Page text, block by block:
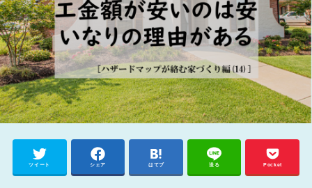
ツイート シェア はてブ 送る Pocket